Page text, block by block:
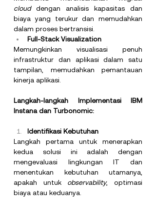
cloud dengan analisis kapasitas dan
biaya yang terukur dan memudahkan
dalam proses bertransisi.
Full-Stack Visualization
Memungkinkan visualisasi penuh
infrastruktur dan aplikasi dalam satu
tampilan, memudahkan pemantauan
kinerja aplikasi.
Langkah-langkah Implementasi IBM
Instana dan Turbonomic:
Identifikasi Kebutuhan
Langkah pertama untuk menerapkan
kedua solusi ini adalah dengan
mengevaluasi lingkungan IT dan
menentukan kebutuhan utamanya,
apakah untuk observability, optimasi
biaya atau keduanya.